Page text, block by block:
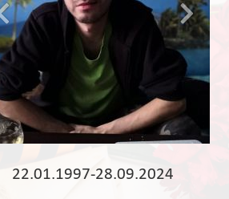
22.01.1997-28.09.2024